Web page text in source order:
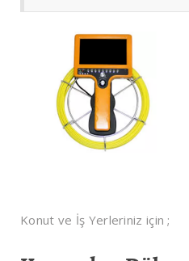
Konut ve İş Yerleriniz için ;